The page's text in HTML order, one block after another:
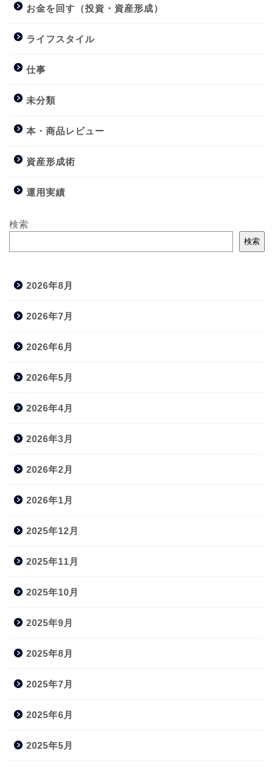
お金を回す（投資・資産形成）
ライフスタイル
仕事
未分類
本・商品レビュー
資産形成術
運用実績
検索
検索
2026年8月
2026年7月
2026年6月
2026年5月
2026年4月
2026年3月
2026年2月
2026年1月
2025年12月
2025年11月
2025年10月
2025年9月
2025年8月
2025年7月
2025年6月
2025年5月